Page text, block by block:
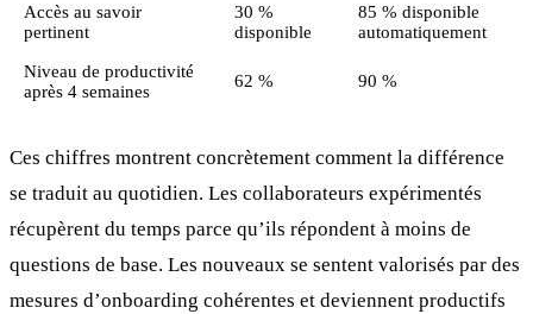
Accès au savoir
pertinent
30 %
disponible
85 % disponible
automatiquement
Niveau de productivité
après 4 semaines
62 % 90 %
Ces chiffres montrent concrètement comment la différence
se traduit au quotidien. Les collaborateurs expérimentés
récupèrent du temps parce qu’ils répondent à moins de
questions de base. Les nouveaux se sentent valorisés par des
mesures d’onboarding cohérentes et deviennent productifs